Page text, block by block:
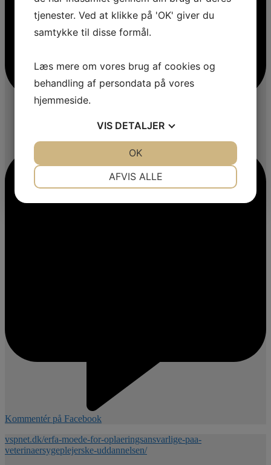
Kommentér på Facebook
vspnet.dk/erfa-moede-for-oplaeringsansvarlige-paa-
veterinaersygeplejerske-uddannelsen/
tjenester. Ved at klikke på 'OK' giver du
samtykke til disse formål.
Læs mere om vores brug af cookies og
behandling af persondata på vores
hjemmeside.
VIS DETALJER
AFVIS ALLE
OK